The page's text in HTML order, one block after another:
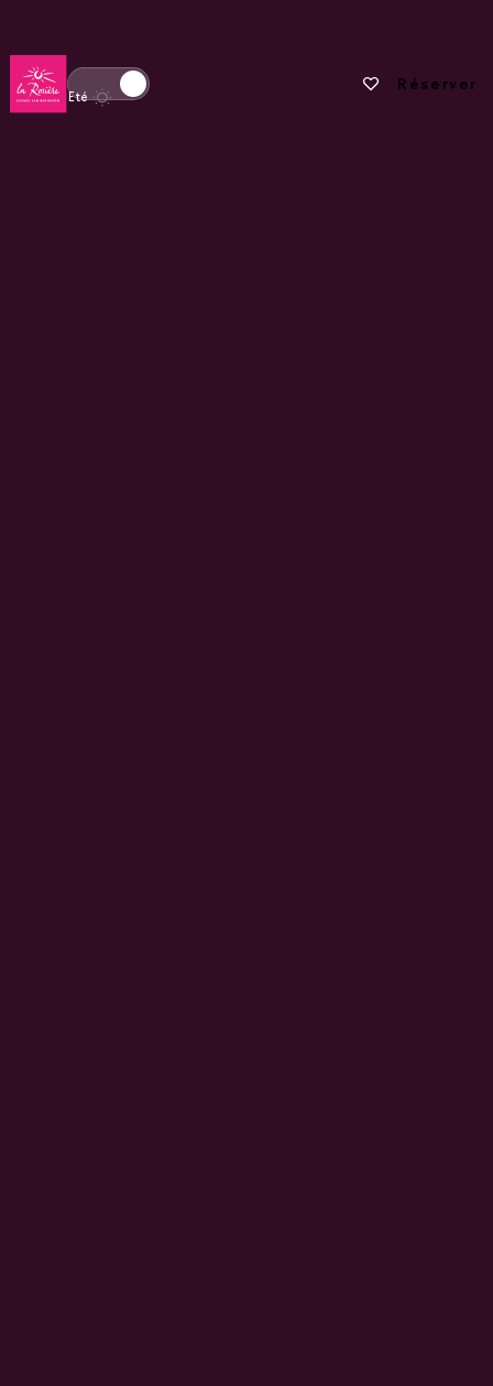
Retour à la page d'accueil
Basculer l'affichage en mode hiver
Eté
Vos favoris
Réserver